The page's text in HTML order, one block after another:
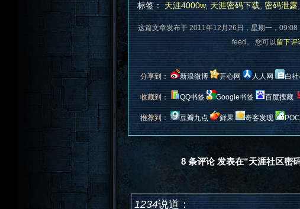
标签： 天涯4000w, 天涯密码下载 密码泄露,
这篇文章发布于 2011年12月26日，星期一，
feed。 您可以留下评
分享到： 新浪微博 开心网 人人网 白社
收藏到： QQ书签 Google书签 百度搜藏
推荐到： 豆瓣九点 鲜果 奇客发现
8 条评论 发表在“天涯社区密
1234说道：